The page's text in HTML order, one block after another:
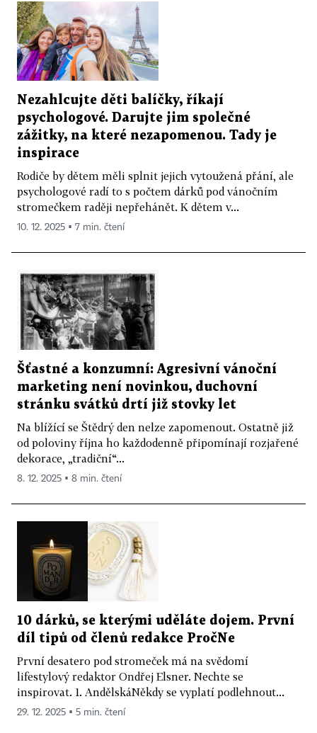
Nezahlcujte děti balíčky, říkají
psychologové. Darujte jim společné
zážitky, na které nezapomenou. Tady je
inspirace
Rodiče by dětem měli splnit jejich vytoužená přání, ale
psychologové radí to s počtem dárků pod vánočním
stromečkem raději nepřehánět. K dětem v...
10. 12. 2025 ▪ 7 min. čtení
Šťastné a konzumní: Agresivní vánoční
marketing není novinkou, duchovní
stránku svátků drtí již stovky let
Na blížící se Štědrý den nelze zapomenout. Ostatně již
od poloviny října ho každodenně připomínají rozjařené
dekorace, „tradiční“...
8. 12. 2025 ▪ 8 min. čtení
10 dárků, se kterými uděláte dojem. První
díl tipů od členů redakce PročNe
První desatero pod stromeček má na svědomí
lifestylový redaktor Ondřej Elsner. Nechte se
inspirovat. 1. AndělskáNěkdy se vyplatí podlehnout...
29. 12. 2025 ▪ 5 min. čtení